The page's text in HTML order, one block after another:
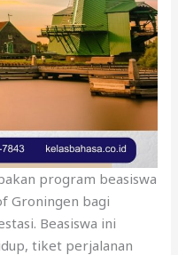
program beasiswa
Groningen bagi
Beasiswa ini
tiket perjalanan